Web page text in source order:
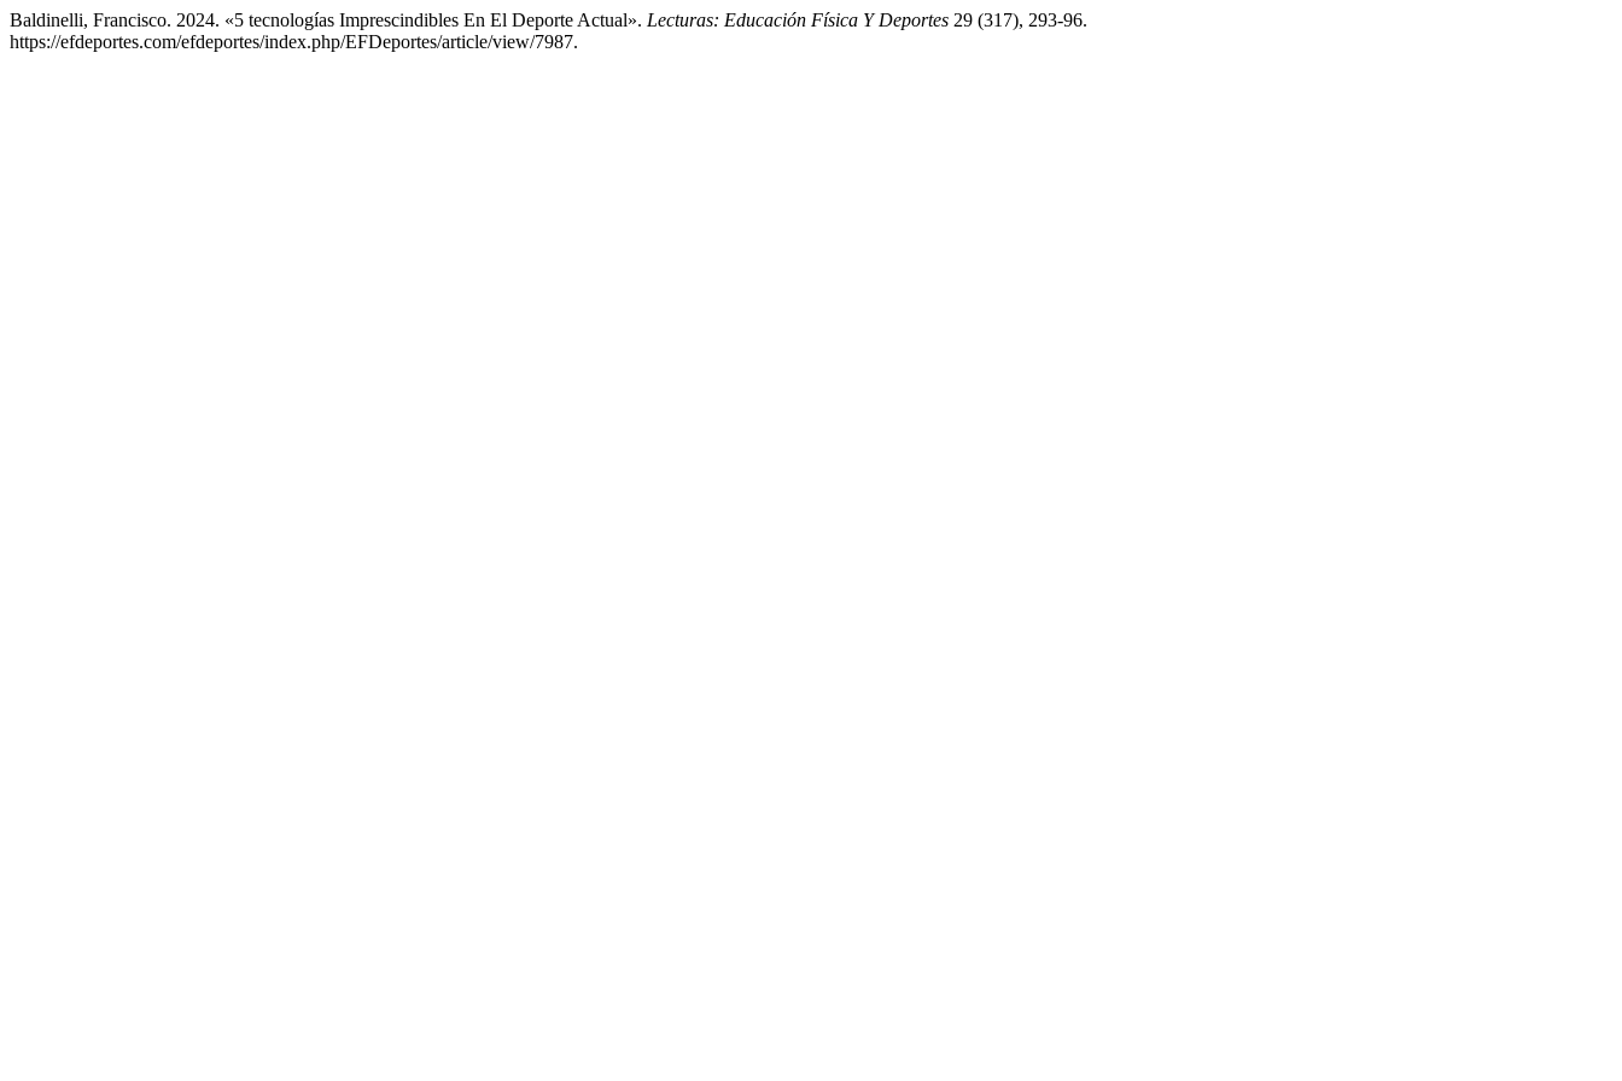
Baldinelli, Francisco. 2024. «5 tecnologías Imprescindibles En El Deporte Actual». Lecturas: Educación Física Y Deportes 29 (317), 293-96.
https://efdeportes.com/efdeportes/index.php/EFDeportes/article/view/7987.